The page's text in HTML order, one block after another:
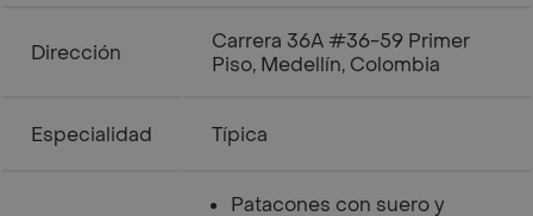
Dirección
Carrera 36A #36-59 Primer
Piso, Medellín, Colombia
Especialidad Típica
Patacones con suero y